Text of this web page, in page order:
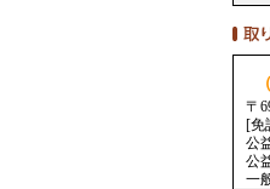
〒
[免
公
公
一